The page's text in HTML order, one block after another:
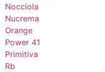
Nocciola
Nucrema
Orange
Power 41
Primitiva
Rb